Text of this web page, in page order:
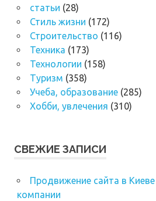
статьи (28)
Стиль жизни (172)
Строительство (116)
Техника (173)
Технологии (158)
Туризм (358)
Учеба, образование(285)
Хобби, увлечения (310)
СВЕЖИЕ ЗАПИСИ
Продвижение сайта в
компании